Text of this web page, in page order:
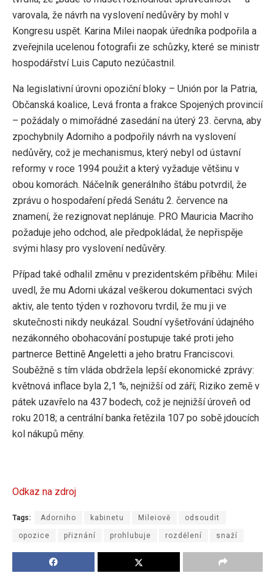
varovala, že návrh na vyslovení nedůvěry by mohl v
Kongresu uspět. Karina Milei naopak úředníka podpořila a
zveřejnila ucelenou fotografii ze schůzky, které se ministr
hospodářství Luis Caputo nezúčastnil.
Na legislativní úrovni opoziční bloky – Unión por la Patria,
Občanská koalice, Levá fronta a frakce Spojených provincií
– požádaly o mimořádné zasedání na úterý 23. června, aby
zpochybnily Adorniho a podpořily návrh na vyslovení
nedůvěry, což je mechanismus, který nebyl od ústavní
reformy v roce 1994 použit a který vyžaduje většinu v
obou komorách. Náčelník generálního štábu potvrdil, že
zprávu o hospodaření předá Senátu 2. července na
znamení, že rezignovat neplánuje. PRO Mauricia Macriho
požaduje jeho odchod, ale předpokládal, že nepřispěje
svými hlasy pro vyslovení nedůvěry.
Případ také odhalil změnu v prezidentském příběhu: Milei
uvedl, že mu Adorni ukázal veškerou dokumentaci svých
aktiv, ale tento týden v rozhovoru tvrdil, že mu ji ve
skutečnosti nikdy neukázal. Soudní vyšetřování údajného
nezákonného obohacování postupuje také proti jeho
partnerce Bettině Angeletti a jeho bratru Franciscovi.
Souběžně s tím vláda obdržela lepší ekonomické zprávy:
květnová inflace byla 2,1 %, nejnižší od září; Riziko země v
pátek uzavřelo na 437 bodech, což je nejnižší úroveň od
roku 2018; a centrální banka řetězila 107 po sobě jdoucích
kol nákupů měny.
Odkaz na zdroj
Tags: Adorniho kabinetu Mileiově odsoudit
opozice přiznání prohlubuje rozdělení snaží